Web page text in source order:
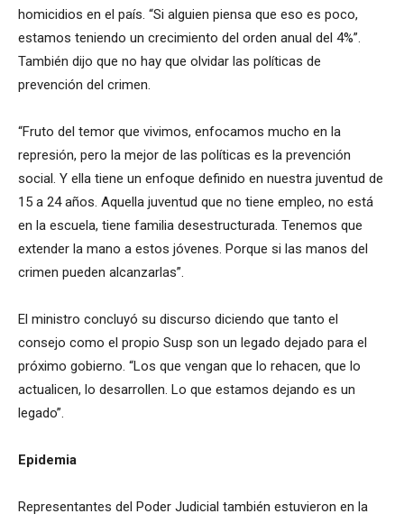
homicidios en el país. “Si alguien piensa que eso es poco,
estamos teniendo un crecimiento del orden anual del 4%”.
También dijo que no hay que olvidar las políticas de
prevención del crimen.
“Fruto del temor que vivimos, enfocamos mucho en la
represión, pero la mejor de las políticas es la prevención
social. Y ella tiene un enfoque definido en nuestra juventud de
15 a 24 años. Aquella juventud que no tiene empleo, no está
en la escuela, tiene familia desestructurada. Tenemos que
extender la mano a estos jóvenes. Porque si las manos del
crimen pueden alcanzarlas”.
El ministro concluyó su discurso diciendo que tanto el
consejo como el propio Susp son un legado dejado para el
próximo gobierno. “Los que vengan que lo rehacen, que lo
actualicen, lo desarrollen. Lo que estamos dejando es un
legado”.
Epidemia
Representantes del Poder Judicial también estuvieron en la